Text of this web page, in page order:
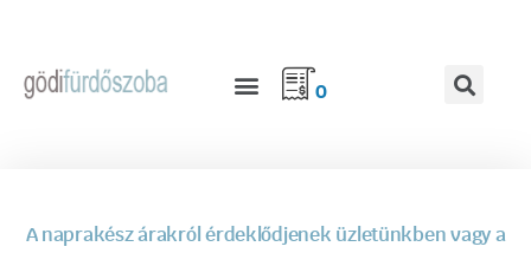
0
A naprakész árakról érdeklődjenek üzletünkben vagy a